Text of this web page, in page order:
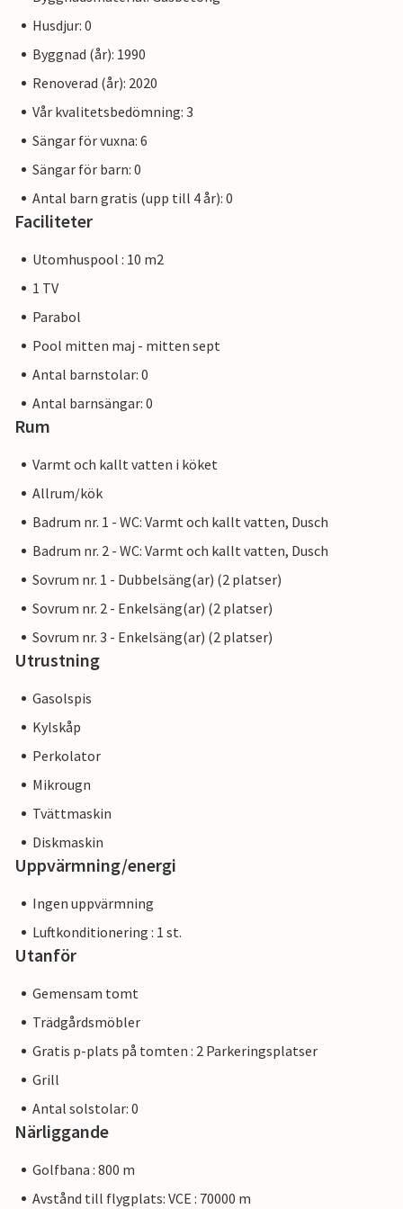
med ca 450 båtplatser för båtar från 6 till 25 meter,
utrustade med el- och vattenanslutningar samt
brandsläckningssystem. Många av tjänsterna är gratis och
andra är tillgängliga till en lägre kostnad med det
uppladdningsbara kortet (hämtas vid ankomst). Bilderna
på interiören är endast exempel.
Obs: Husbilar, husvagnar och motorcyklar är inte tillåtna
på ön. De kan parkeras på parkeringsplatserna vid entrén.
Husdjur: 0
Byggnad (år): 1990
Renoverad (år): 2020
Vår kvalitetsbedömning: 3
Sängar för vuxna: 6
Sängar för barn: 0
Antal barn gratis (upp till 4 år): 0
Faciliteter
Utomhuspool : 10 m2
1 TV
Parabol
Pool mitten maj - mitten sept
Antal barnstolar: 0
Antal barnsängar: 0
Rum
Varmt och kallt vatten i köket
Allrum/kök
Badrum nr. 1 - WC: Varmt och kallt vatten, Dusch
Badrum nr. 2 - WC: Varmt och kallt vatten, Dusch
Sovrum nr. 1 - Dubbelsäng(ar) (2 platser)
Sovrum nr. 2 - Enkelsäng(ar) (2 platser)
Sovrum nr. 3 - Enkelsäng(ar) (2 platser)
Utrustning
Gasolspis
Kylskåp
Perkolator
Mikrougn
Tvättmaskin
Diskmaskin
Uppvärmning/energi
Ingen uppvärmning
Luftkonditionering : 1 st.
Utanför
Gemensam tomt
Trädgårdsmöbler
Gratis p-plats på tomten : 2 Parkeringsplatser
Grill
Antal solstolar: 0
Närliggande
Golfbana : 800 m
Avstånd till flygplats: VCE : 70000 m